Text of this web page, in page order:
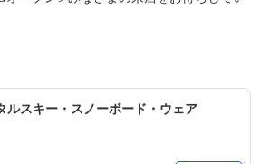
ルスキー・スノーボード・ウェア